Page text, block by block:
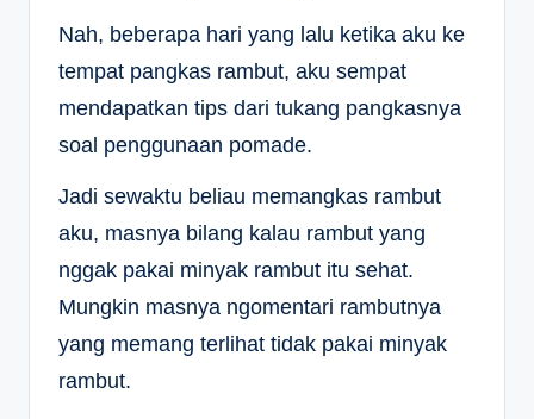
Nah, beberapa hari yang lalu ketika aku ke
tempat pangkas rambut, aku sempat
mendapatkan tips dari tukang pangkasnya
soal penggunaan pomade.
Jadi sewaktu beliau memangkas rambut
aku, masnya bilang kalau rambut yang
nggak pakai minyak rambut itu sehat.
Mungkin masnya ngomentari rambutnya
yang memang terlihat tidak pakai minyak
rambut.